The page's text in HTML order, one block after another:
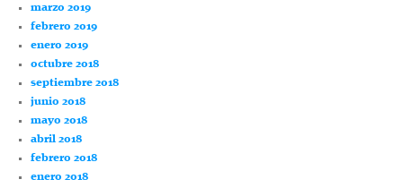
marzo 2019
febrero 2019
enero 2019
octubre 2018
septiembre 2018
junio 2018
mayo 2018
abril 2018
febrero 2018
enero 2018